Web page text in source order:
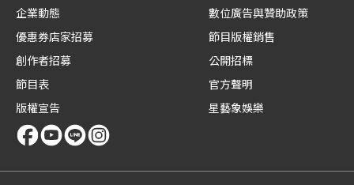
企業動態
優惠券店家招募
創作者招募
節目表
版權宣告
數位廣告與贊助政策
節目版權銷售
公開招標
官方聲明
星藝象娛樂